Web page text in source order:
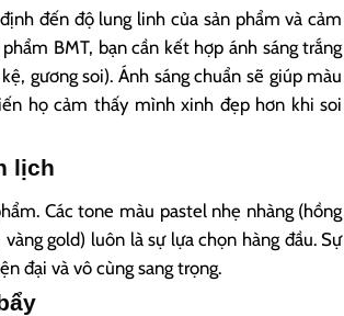
đến độ lung linh của sản phẩm và cảm
BMT, bạn cần kết hợp ánh sáng trắng
gương soi). Ánh sáng chuẩn sẽ giúp màu
họ cảm thấy mình xinh đẹp hơn khi soi
lịch
Các tone màu pastel nhẹ nhàng (hồng
gold) luôn là sự lựa chọn hàng đầu. Sự
đại và vô cùng sang trọng.